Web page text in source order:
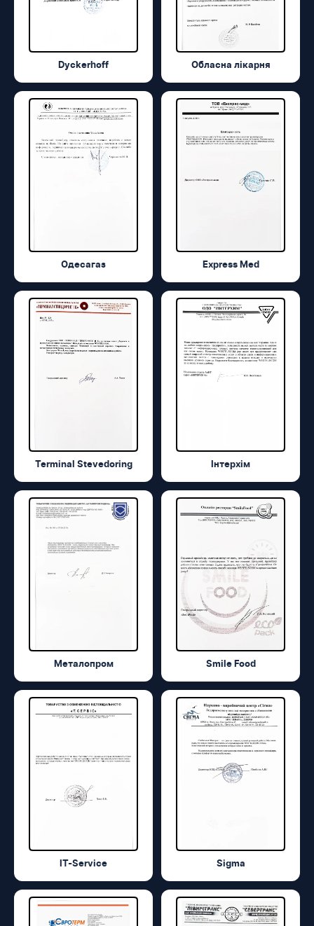
Dyckerhoff Обласна лікарня
Одесагаз Express Med
Terminal Stevedoring Інтерхім
Металопром Smile Food
IT-Service Sigma